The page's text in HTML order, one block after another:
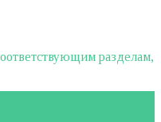
разделам,